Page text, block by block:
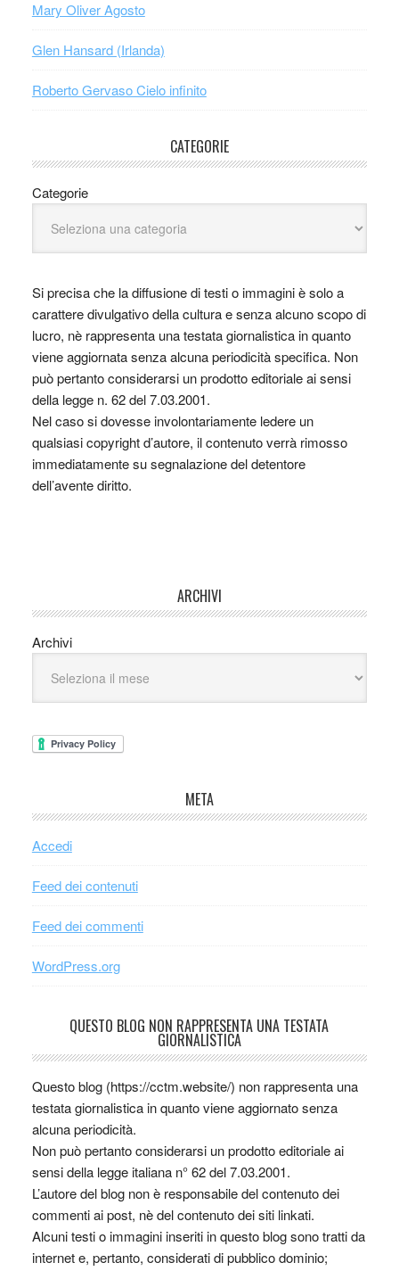
Mary Oliver Agosto
Glen Hansard (Irlanda)
Roberto Gervaso Cielo infinito
CATEGORIE
Categorie
Si precisa che la diffusione di testi o immagini è solo a
carattere divulgativo della cultura e senza alcuno scopo di
lucro, nè rappresenta una testata giornalistica in quanto
viene aggiornata senza alcuna periodicità specifica. Non
può pertanto considerarsi un prodotto editoriale ai sensi
della legge n. 62 del 7.03.2001.
Nel caso si dovesse involontariamente ledere un
qualsiasi copyright d’autore, il contenuto verrà rimosso
immediatamente su segnalazione del detentore
dell’avente diritto.
ARCHIVI
Archivi
META
Accedi
Feed dei contenuti
Feed dei commenti
WordPress.org
QUESTO BLOG NON RAPPRESENTA UNA TESTATA
GIORNALISTICA
Questo blog (https://cctm.website/) non rappresenta una
testata giornalistica in quanto viene aggiornato senza
alcuna periodicità.
Non può pertanto considerarsi un prodotto editoriale ai
sensi della legge italiana n° 62 del 7.03.2001.
L’autore del blog non è responsabile del contenuto dei
commenti ai post, nè del contenuto dei siti linkati.
Alcuni testi o immagini inseriti in questo blog sono tratti da
internet e, pertanto, considerati di pubblico dominio;